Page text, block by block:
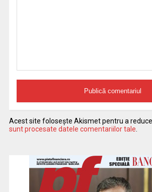
Acest site folosește Akismet pentru a
sunt procesate datele comentariilor tale.